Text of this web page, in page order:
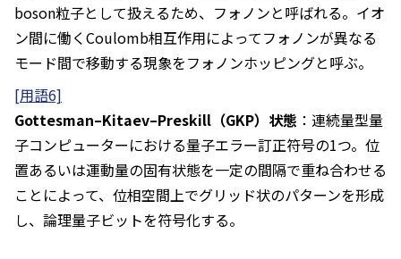
boson粒子として扱えるため、フォノンと呼ばれる。イオ
ン間に働くCoulomb相互作用によってフォノンが異なる
モード間で移動する現象をフォノンホッピングと呼ぶ。
[用語6]
Gottesman–Kitaev–Preskill（GKP）状態 ：連続量型量
子コンピューターにおける量子エラー訂正符号の1つ。位
置あるいは運動量の固有状態を一定の間隔で重ね合わせる
ことによって、位相空間上でグリッド状のパターンを形成
し、論理量子ビットを符号化する。